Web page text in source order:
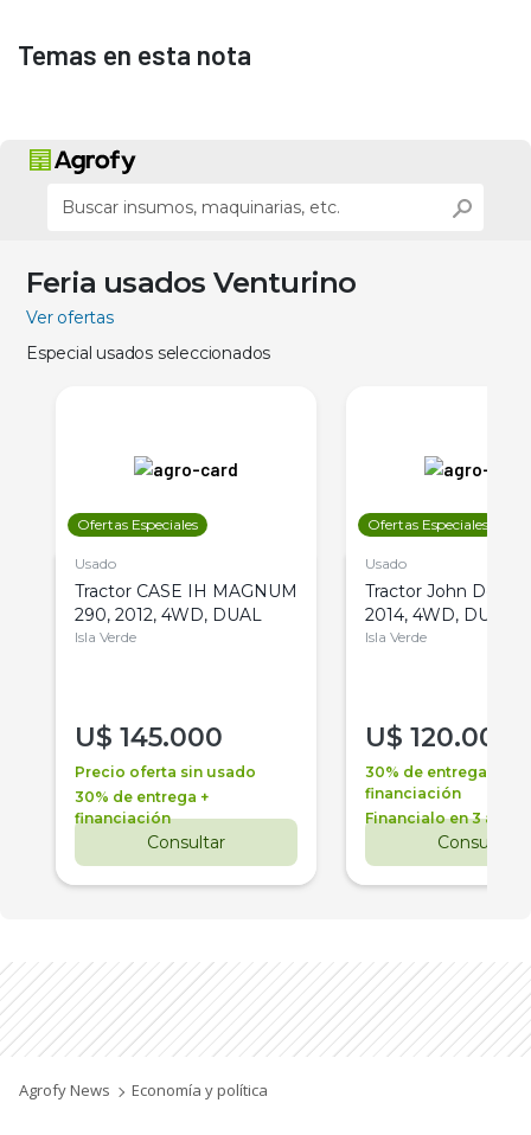
Temas en esta nota
Feria usados Venturino
Ver ofertas
Especial usados seleccionados
Ofertas Especiales
Usado
Tractor CASE IH MAGNUM
290, 2012, 4WD, DUAL
Isla Verde
U$ 145.000
Precio oferta sin usado
30% de entrega +
financiación
Consultar
Ofertas Especiales
Usado
Tractor John Deere
2014, 4WD, DUAL
Isla Verde
U$ 120.000
30% de entrega +
financiación
Financialo en 3 años
Consultar
Agrofy News Economía y política